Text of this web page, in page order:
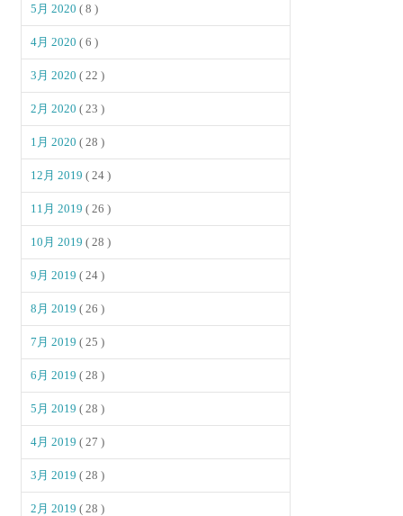
5月 2020( 8 )
4月 2020( 6 )
3月 2020( 22 )
2月 2020( 23 )
1月 2020( 28 )
12月 2019( 24 )
11月 2019( 26 )
10月 2019( 28 )
9月 2019( 24 )
8月 2019( 26 )
7月 2019( 25 )
6月 2019( 28 )
5月 2019( 28 )
4月 2019( 27 )
3月 2019( 28 )
2月 2019( 28 )